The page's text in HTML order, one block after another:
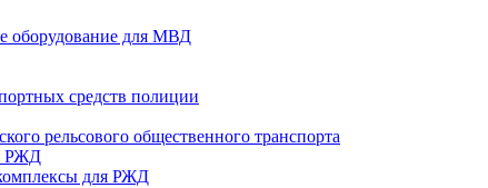
оборудование для МВД
средств полиции
рельсового общественного транспорта
РЖД
для РЖД